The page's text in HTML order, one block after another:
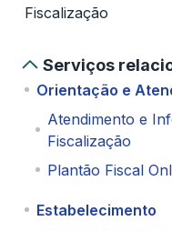
Fiscalização
Serviços
Orientação e
Atendimento e
Fiscalização
Plantão Fiscal
Estabelecimento